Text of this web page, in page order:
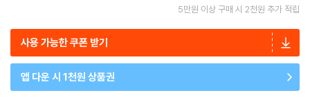
5만원 이상 구매 시 2천원 추가 적립
사용 가능한 쿠폰 받기
앱 다운 시 1천원 상품권